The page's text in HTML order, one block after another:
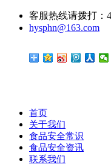
客服热线请拨打：
hysphn@163.com
首页
关于我们
食品安全常识
食品安全资讯
联系我们